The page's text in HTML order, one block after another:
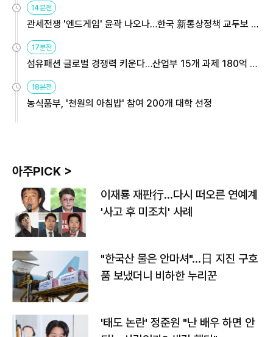
14분전
관세전쟁 '엔드게임' 윤곽 나오나…한국 新통상정책 교두보 활
용해야
17분전
섬유패션 글로벌 경쟁력 키운다…산업부 15개 과제 180억 지
원
18분전
농식품부, '천원의 아침밥' 참여 200개 대학 선정
아주PICK >
이재룡 재판行…다시 떠오른 연예계
'사고 후 미조치' 사례
"한국산 물은 안마셔"…日 지진 구호
품 보냈더니 비하한 누리꾼
'태도 논란' 정준원 "난 배우 하면 안